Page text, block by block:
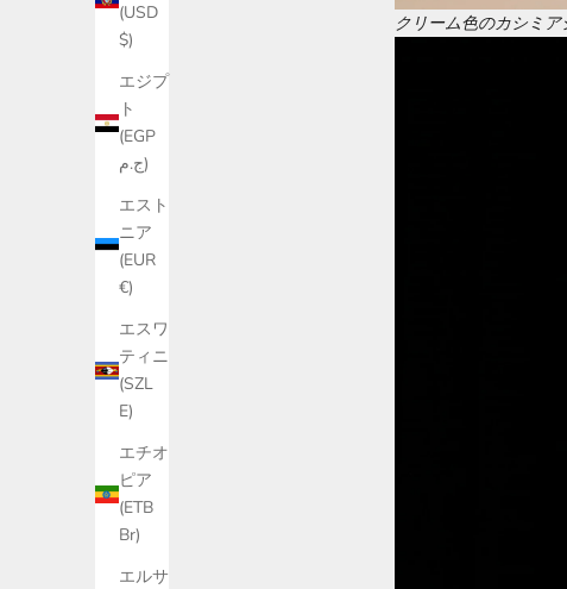
(USD
$)
エジプ
ト
(EGP
ج.م)
エスト
ニア
(EUR
€)
エスワ
ティニ
(SZL
E)
エチオ
ピア
(ETB
Br)
エルサ
クリーム色のカシミ